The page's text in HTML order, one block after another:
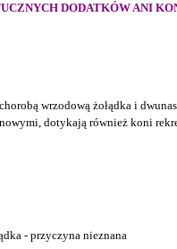
DODATKÓW ANI
wrzodową żołądka i
dotykają również koni
- przyczyna nieznana